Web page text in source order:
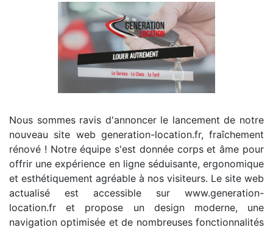
Nous sommes ravis d'annoncer le lancement de notre
nouveau site web generation-location.fr, fraîchement
rénové ! Notre équipe s'est donnée corps et âme pour
offrir une expérience en ligne séduisante, ergonomique
et esthétiquement agréable à nos visiteurs. Le site web
actualisé est accessible sur www.generation-
location.fr et propose un design moderne, une
navigation optimisée et de nombreuses fonctionnalités